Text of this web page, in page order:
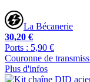
La Bécanerie
30,20 €
Ports : 5,90 €
Couronne de
Plus d'infos